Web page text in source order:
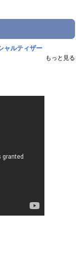
ャルティザー
もっと見る